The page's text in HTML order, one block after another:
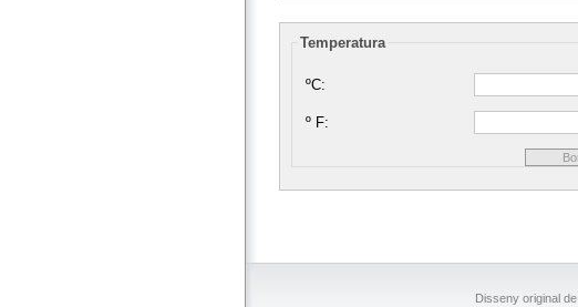
Temperatura
ºC:
º F:
Disseny original de